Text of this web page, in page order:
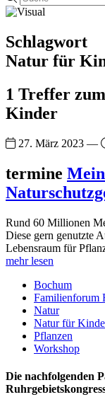
Schlagwort
Natur für
1 Treffer
Kinder
27. März 2023 —
termine
Rund 60 Millionen
Diese gern genutzte
Lebensraum für
mehr lesen
Bochum
Familienforum
Natur
Natur für
Pflanzen
Workshop
Die nachfolgenden